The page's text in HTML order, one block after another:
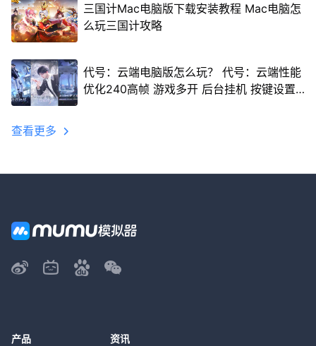
三国计Mac电脑版下载安装教程 Mac电脑怎
么玩三国计攻略
代号：云端电脑版怎么玩？ 代号：云端性能
优化240高帧 游戏多开 后台挂机 按键设置
查看更多
产品 资讯